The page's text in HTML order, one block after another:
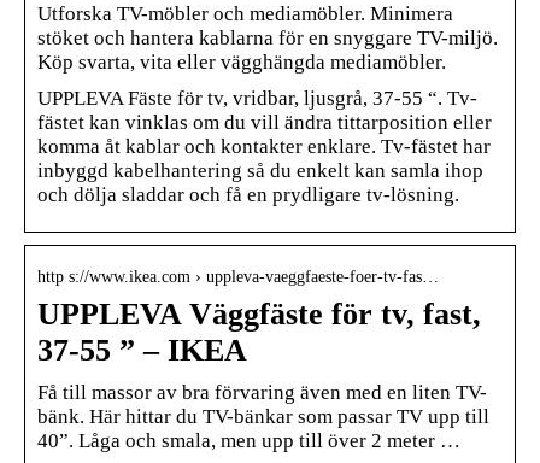
Utforska TV-möbler och mediamöbler. Minimera
stöket och hantera kablarna för en snyggare TV-miljö.
Köp svarta, vita eller vägghängda mediamöbler.
UPPLEVA Fäste för tv, vridbar, ljusgrå, 37-55 “. Tv-
fästet kan vinklas om du vill ändra tittarposition eller
komma åt kablar och kontakter enklare. Tv-fästet har
inbyggd kabelhantering så du enkelt kan samla ihop
och dölja sladdar och få en prydligare tv-lösning.
http s://www.ikea.com › uppleva-vaeggfaeste-foer-tv-fas…
UPPLEVA Väggfäste för tv, fast,
37-55 ” – IKEA
Få till massor av bra förvaring även med en liten TV-
bänk. Här hittar du TV-bänkar som passar TV upp till
40”. Låga och smala, men upp till över 2 meter …